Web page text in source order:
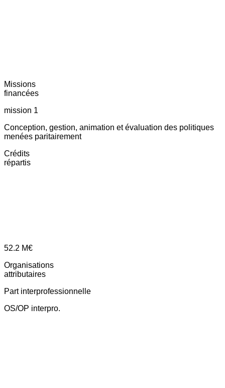
Missions
financées
mission 1
Conception, gestion, animation et évaluation des politiques
menées paritairement
Crédits
répartis
52.2 M€
Organisations
attributaires
Part interprofessionnelle
OS/OP interpro.